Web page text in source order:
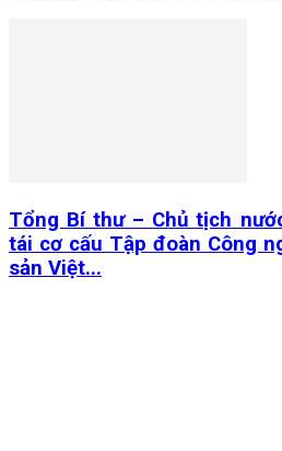
Tổng Bí thư – Chủ tịch
tái cơ cấu Tập đoàn Công
sản Việt...